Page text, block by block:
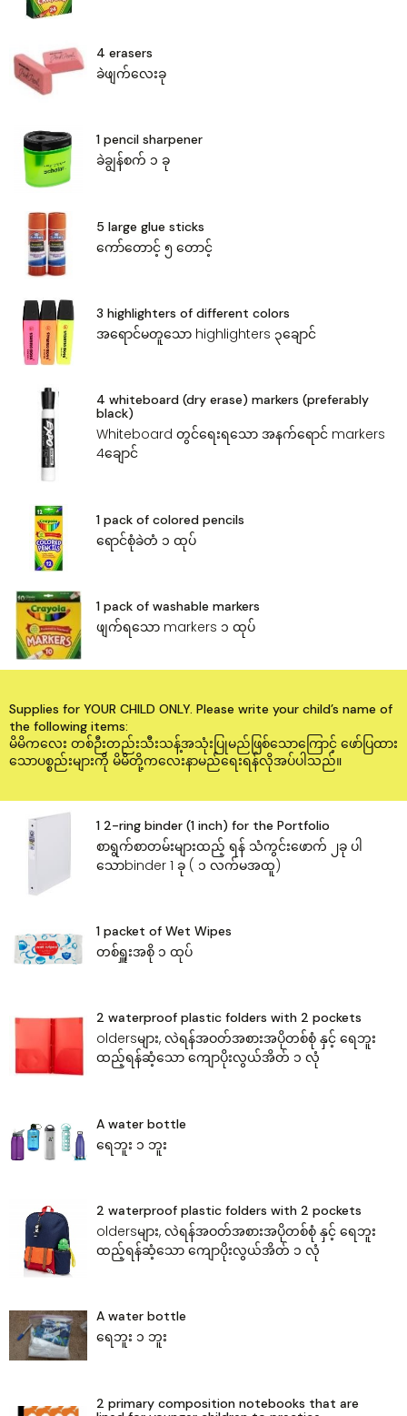
4 erasers
ခဲဖျက်‌လေးခု
1 pencil sharpener
ခဲချွန်စက် ၁ ခု
5 large glue sticks
ကော်တောင့် ၅ ‌တောင့်
3 highlighters of different colors
အ‌ရောင်မတူ‌သော highlighters ၃‌ချောင်
4 whiteboard (dry erase) markers (preferably
black)
Whiteboard တွင်‌ရေးရ‌သော အနက်‌ရောင် markers
4‌ချောင်
1 pack of colored pencils
‌ရောင်စုံခဲတံ ၁ ထုပ်
1 pack of washable markers
ဖျက်ရသော markers ၁ ထုပ်
Supplies for YOUR CHILD ONLY. Please write your child’s name of
the following items:
မိမိကလေး တစ်ဉီးတည်းသီးသန့်အသုံးပြုမည်ဖြစ်သော‌ကြောင့် ဖော်ပြထား
သောပစ္စည်းများကို မိမိတို့ကလေးနာမည်‌ရေးရန်လိုအပ်ပါသည်။
1 2-ring binder (1 inch) for the Portfolio
စာရွက်စာတမ်းများထည့် ရန် သံကွင်း‌ဖောက် ၂ခု ပါ
သောbinder 1 ခု ( ၁ လက်မအထူ)
1 packet of Wet Wipes
တစ်ရှူးအစို ၁ ထုပ်
2 waterproof plastic folders with 2 pockets
oldersများ, လဲရန်အဝတ်အစားအပိုတစ်စုံ‌ နှင့် ရေဘူး
ထည့်ရန်ဆံ့သော ‌ကျောပိုးလွယ်အိတ် ၁ လုံ
A water bottle
‌ရေဘူး ၁ ဘူး
2 waterproof plastic folders with 2 pockets
oldersများ, လဲရန်အဝတ်အစားအပိုတစ်စုံ‌ နှင့် ရေဘူး
ထည့်ရန်ဆံ့သော ‌ကျောပိုးလွယ်အိတ် ၁ လုံ
A water bottle
‌ရေဘူး ၁ ဘူး
2 primary composition notebooks that are